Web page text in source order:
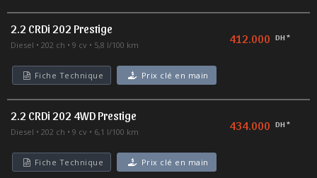
2.2 CRDi 202 Prestige
Diesel 202 ch 9 cv 5,8 l/100 km 412.000 DH *
Fiche Technique Prix clé en main
2.2 CRDi 202 4WD Prestige
Diesel 202 ch 9 cv 6,1 l/100 km 434.000 DH *
Fiche Technique Prix clé en main